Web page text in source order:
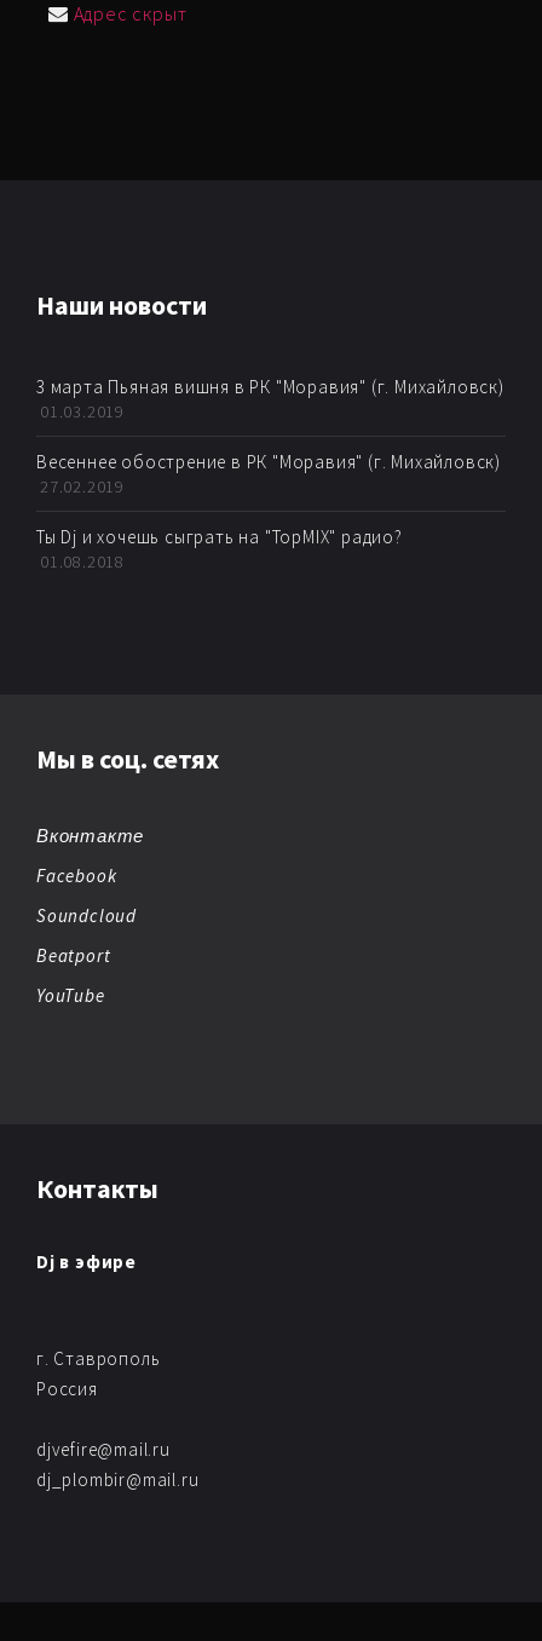
Адрес скрыт
Наши новости
3 марта Пьяная вишня в РК "Моравия" (г. Михайловск)
01.03.2019
Весеннее обострение в РК "Моравия" (г. Михайловск)
27.02.2019
Ты Dj и хочешь сыграть на "TopMIX" радио?
01.08.2018
Мы в соц. сетях
Вконтакте
Facebook
Soundcloud
Beatport
YouTube
Контакты
Dj в эфире
г. Ставрополь
Россия
djvefire@mail.ru
dj_plombir@mail.ru